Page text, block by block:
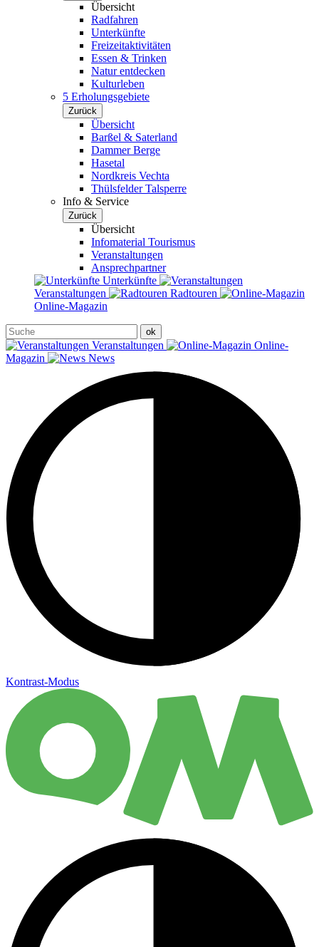
Übersicht
Radfahren
Unterkünfte
Freizeitaktivitäten
Essen & Trinken
Natur entdecken
Kulturleben
5 Erholungsgebiete
Zurück
Übersicht
Barßel & Saterland
Dammer Berge
Hasetal
Nordkreis Vechta
Thülsfelder Talsperre
Info & Service
Zurück
Übersicht
Infomaterial Tourismus
Veranstaltungen
Ansprechpartner
Unterkünfte
Veranstaltungen
Radtouren
Online-Magazin
Veranstaltungen
Online-
Magazin
News
Kontrast-Modus